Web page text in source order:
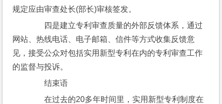
规定应由审查处长(部长)审核签发。
四是建立专利审查质量的外部反馈体系，通过
网站、热线电话、电子邮箱、信件等方式收集反馈意
见，接受公众对包括实用新型专利在内的专利审查工作
的监督与投诉。
结束语
在过去的20多年时间里，实用新型专利制度在